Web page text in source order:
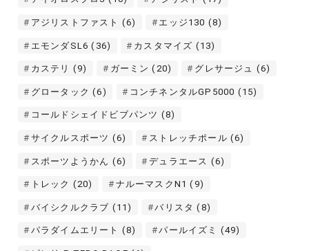
アジリストファスト (6) エッジ130 (8)
エモンダSL6 (36) カスタマイズ (13)
カステリ (9) ガーミン (20) グレサージュ (6)
グロータック (6) コンチネンタルGP5000 (15)
コールドシェイドビブパンツ (8)
サイクルスポーツ (6) ストレッチポール (6)
スポーツようかん (6) デュラエース (6)
トレック (20) ナルーマスクN1 (9)
バイシクルクラブ (11) バリスタ (8)
パラダイムエリート (8) パールイズミ (49)